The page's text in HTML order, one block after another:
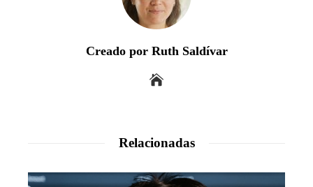
Creado por Ruth Saldívar
Relacionadas